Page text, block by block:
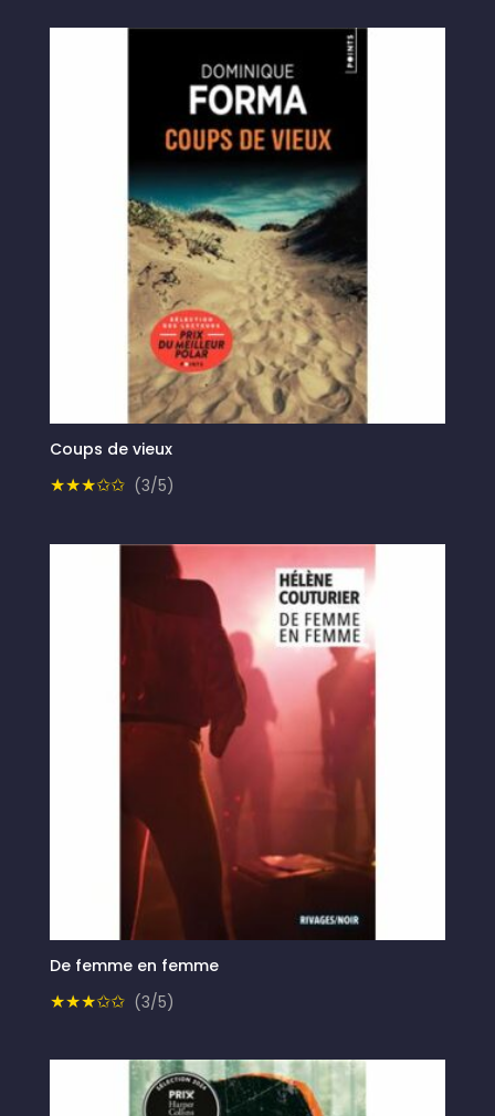
Coups de vieux
★★★✩✩ (3/5)
De femme en femme
★★★✩✩ (3/5)